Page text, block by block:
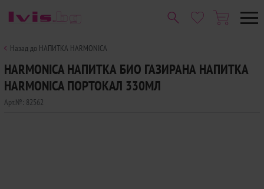
Назад до НАПИТКА HARMONICA
HARMONICA НАПИТКА БИО ГАЗИРАНА НАПИТКА
HARMONICA ПОРТОКАЛ 330МЛ
Арт.№: 82562